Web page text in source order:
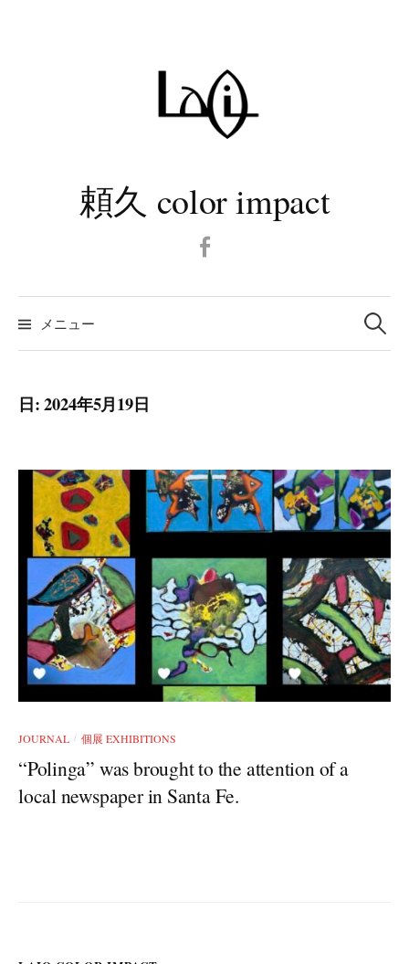
頼久 color impact
メニュー 検
日:2024年5月19日
JOURNAL / 個展 EXHIBITIONS
“Polinga” was brought to the attention of a
local newspaper in Santa Fe.